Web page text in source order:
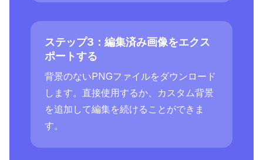
ステップ3：編集済み画像をエクス
ポートする
背景のないPNGファイルをダウンロード
します。直接使用するか、カスタム背景
を追加して編集を続けることができま
す。